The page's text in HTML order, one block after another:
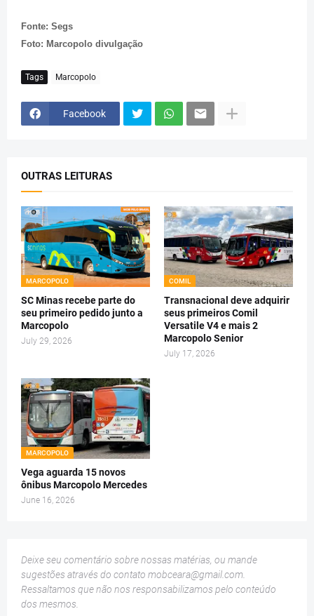
Fonte: Segs
Foto: Marcopolo divulgação
Tags Marcopolo
Facebook
OUTRAS LEITURAS
MARCOPOLO
SC Minas recebe parte do
seu primeiro pedido junto a
Marcopolo
July 29, 2026
COMIL
Transnacional deve adquirir
seus primeiros Comil
Versatile V4 e mais 2
Marcopolo Senior
July 17, 2026
MARCOPOLO
Vega aguarda 15 novos
ônibus Marcopolo Mercedes
June 16, 2026
Deixe seu comentário sobre nossas matérias, ou mande
sugestões através do contato mobceara@gmail.com.
Ressaltamos que não nos responsabilizamos pelo conteúdo
dos mesmos.